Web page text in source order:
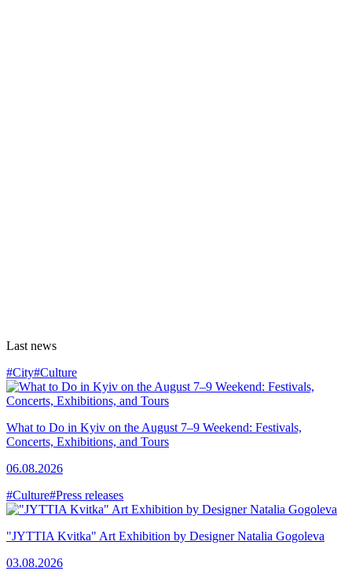
Last news
#City#Culture
What to Do in Kyiv on the August 7–9 Weekend: Festivals,
Concerts, Exhibitions, and Tours
06.08.2026
#Culture#Press releases
"JYTTIA Kvitka" Art Exhibition by Designer Natalia Gogoleva
03.08.2026